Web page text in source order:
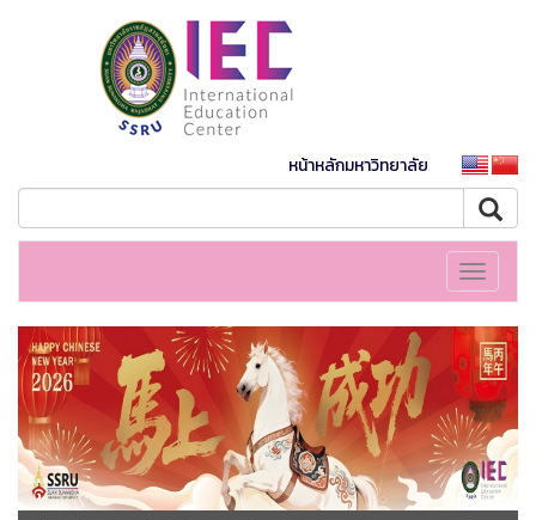
หน้าหลักมหาวิทยาลัย
Toggle